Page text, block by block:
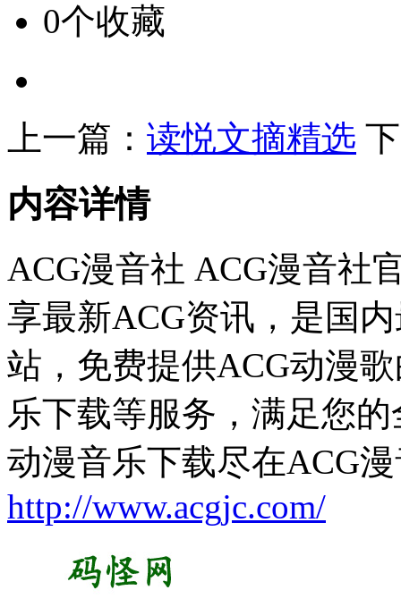
0个收藏
上一篇： 读悦文摘精选
内容详情
ACG漫音社 ACG漫音社
享最新ACG资讯，是国
站，免费提供ACG动漫
乐下载等服务，满足您
动漫音乐下载尽在ACG
http://www.acgjc.com/